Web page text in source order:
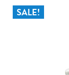
SALE!